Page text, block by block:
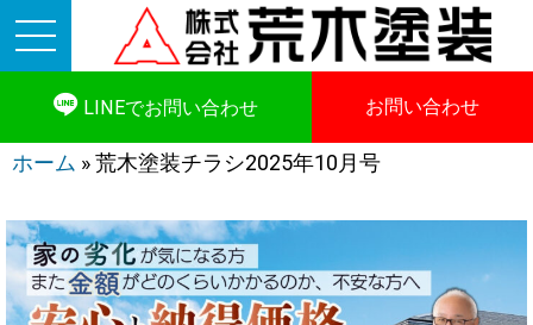
LINEでお問い合わせ お問い合わせ
ホーム »荒木塗装チラシ2025年10月号